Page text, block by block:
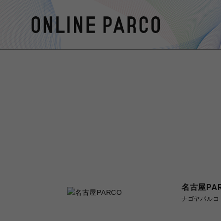
名古屋
ナゴヤパルコ